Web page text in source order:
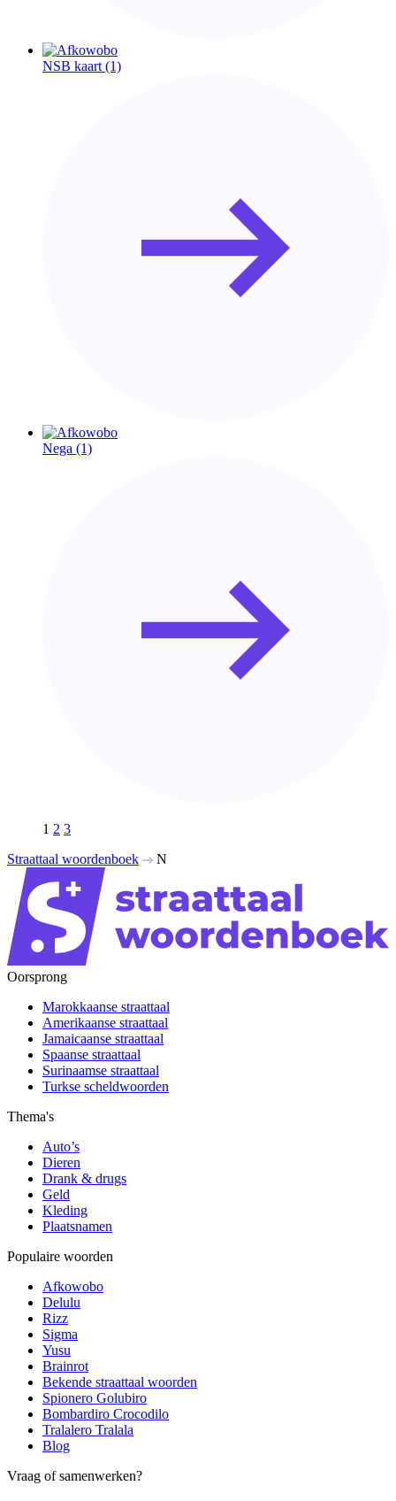
NSB kaart (1)
Nega (1)
1 2 3
Straattaal woordenboek
N
Oorsprong
Marokkaanse straattaal
Amerikaanse straattaal
Jamaicaanse straattaal
Spaanse straattaal
Surinaamse straattaal
Turkse scheldwoorden
Thema's
Auto’s
Dieren
Drank & drugs
Geld
Kleding
Plaatsnamen
Populaire woorden
Afkowobo
Delulu
Rizz
Sigma
Yusu
Brainrot
Bekende straattaal woorden
Spionero Golubiro
Bombardiro Crocodilo
Tralalero Tralala
Blog
Vraag of samenwerken?